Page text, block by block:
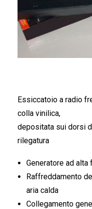
Essiccatoio a radio
colla vinilica,
depositata sui dorsi
rilegatura
Generatore ad
Raffreddamento
aria calda
Collegamento